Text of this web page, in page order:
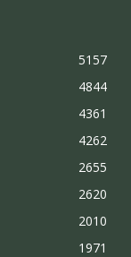
5157
4844
4361
4262
2655
2620
2010
1971